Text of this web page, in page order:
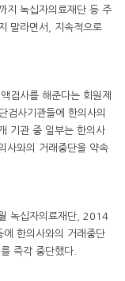
녹십자의료재단 등 주
말라면서, 지속적으로
검사를 해준다는 회원제
사기관들에 한의사의
기관 중 일부는 한의사
사와의 거래중단을 약속
녹십자의료재단, 2014
한의사와의 거래중단
즉각 중단했다.